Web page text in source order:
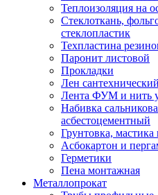
Теплоизоляция на
Стеклоткань,
стеклопластик
Техпластина
Паронит листовой
Прокладки
Лен
Лента ФУМ и нить
Набивка
асбестоцементный
Грунтовка, мастика
Асбокартон и
Герметики
Пена монтажная
Металлопрокат